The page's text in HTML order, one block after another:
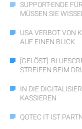
SUPPORT-ENDE
MÜSSEN SIE
USA VERBOT VON
AUF EINEN BLICK
[GELÖST]:
TREIFEN BEIM
IN DIE
KASSIEREN
QOTEC IT IST